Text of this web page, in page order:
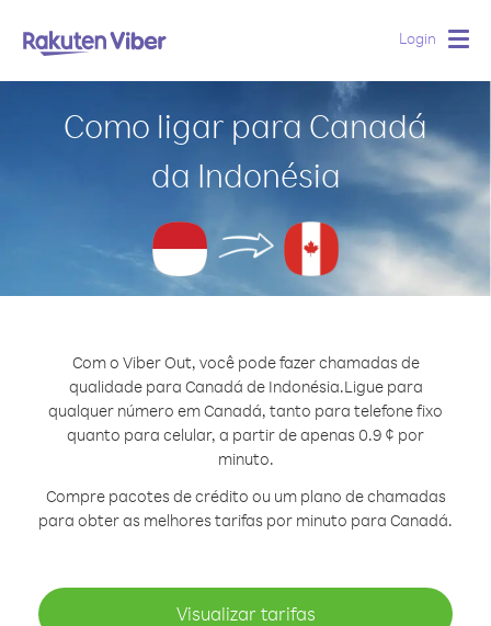
Login
Como ligar para Canadá
da Indonésia
Com o Viber Out, você pode fazer chamadas de
qualidade para Canadá de Indonésia.Ligue para
qualquer número em Canadá, tanto para telefone fixo
quanto para celular, a partir de apenas 0.9 ¢ por
minuto.
Compre pacotes de crédito ou um plano de chamadas
para obter as melhores tarifas por minuto para Canadá.
Visualizar tarifas